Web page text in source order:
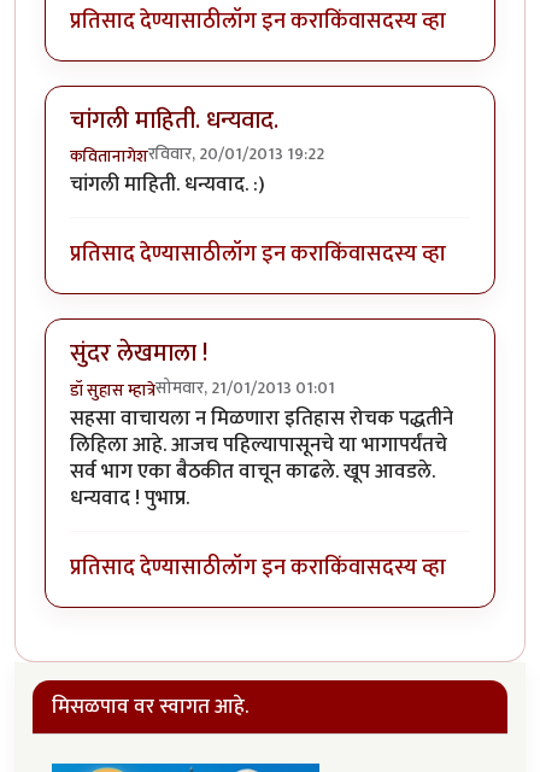
प्रतिसाद देण्यासाठीलॉग इन कराकिंवासदस्य व्हा
चांगली माहिती. धन्यवाद.
कवितानागेशरविवार, 20/01/2013 19:22
चांगली माहिती. धन्यवाद. :)
प्रतिसाद देण्यासाठीलॉग इन कराकिंवासदस्य व्हा
सुंदर लेखमाला !
डॉ सुहास म्हात्रेसोमवार, 21/01/2013 01:01
सहसा वाचायला न मिळणारा इतिहास रोचक पद्धतीने
लिहिला आहे. आजच पहिल्यापासूनचे या भागापर्यंतचे
सर्व भाग एका बैठकीत वाचून काढले. खूप आवडले.
धन्यवाद ! पुभाप्र.
प्रतिसाद देण्यासाठीलॉग इन कराकिंवासदस्य व्हा
मिसळपाव वर स्वागत आहे.